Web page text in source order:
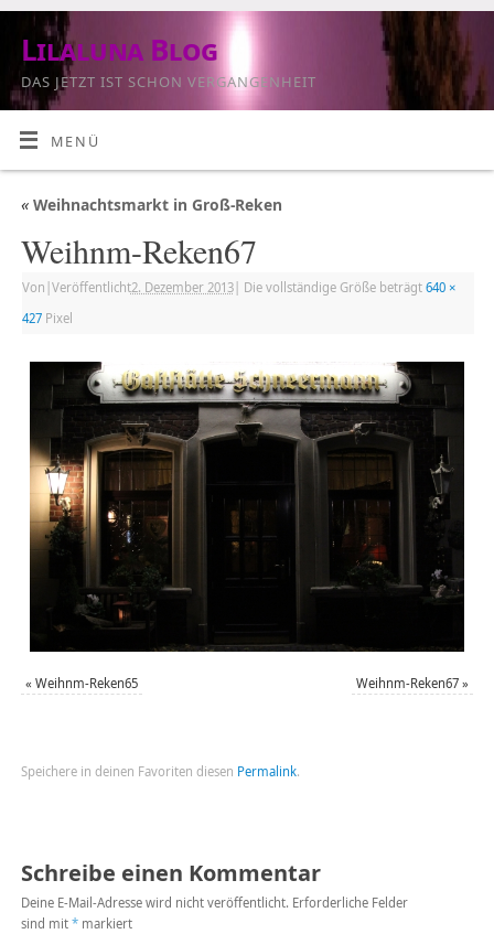
Lilaluna Blog
DAS JETZT IST SCHON VERGANGENHEIT
MENÜ
«Weihnachtsmarkt in Groß-Reken
Weihnm-Reken67
Von Veröffentlicht2. Dezember 2013| Die vollständige Größe beträgt 640 ×
427Pixel
« Weihnm-Reken65 Weihnm-Reken67 »
Speichere in deinen Favoriten diesen Permalink.
Schreibe einen Kommentar
Deine E-Mail-Adresse wird nicht veröffentlicht. Erforderliche Felder
sind mit *markiert